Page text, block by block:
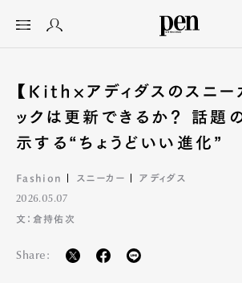
【Kith×アディダスのスニー
ックは更新できるか？ 話題
示する“ちょうどいい進化”
Fashion スニーカー アディダス
2026.05.07
文：倉持佑次
Share: